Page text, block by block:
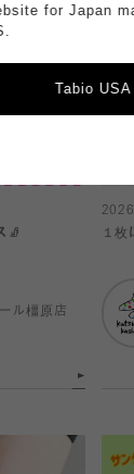
🧦
ル橿原店
１枚
for Japan
Tabio USA